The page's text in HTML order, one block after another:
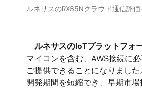
ルネサスのRX65Nクラウド通信評価
ルネサスのIoTプラットフォ
マイコンを含む、AWS接続に
ご提供できることになりまし
開発期間を短縮でき、早期市